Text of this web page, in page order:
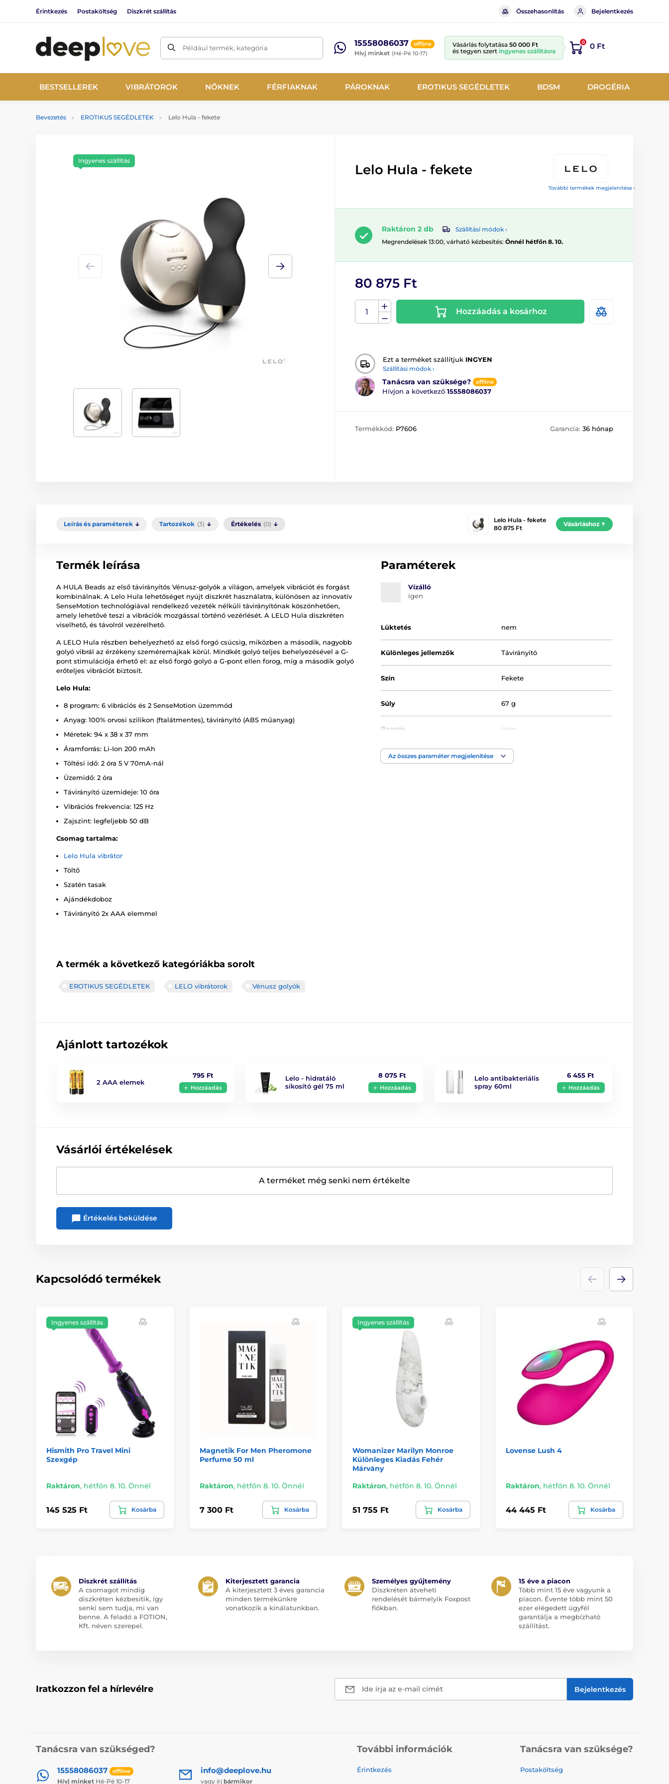
Érintkezés Postaköltség Diszkrét szállítás Összehasonlítás Bejelentkezés
Például termék, kategória 15558086037 offline
Hívj minket (Hé-Pé 10-17)
Vásárlás folytatása 50 000 Ft
és tegyen szert ingyenes szállításra
0 0 Ft
BESTSELLEREK VIBRÁTOROK NŐKNEK FÉRFIAKNAK PÁROKNAK EROTIKUS SEGÉDLETEK BDSM DROGÉRIA
Bevezetés EROTIKUS SEGÉDLETEK Lelo Hula - fekete
További termékek megjelenítése ›
Ingyenes szállítás
Lelo Hula - fekete
Raktáron 2 db
Szállítási módok ›
Megrendelések 13:00, várható kézbesítés: Önnél hétfőn 8. 10.
80 875 Ft
Hozzáadás a kosárhoz
Ezt a terméket szállítjuk INGYEN
Szállítási módok ›
Tanácsra van szüksége? offline
Hívjon a következő 15558086037
Termékkód: P7606 Garancia: 36 hónap
Leírás és paraméterek Tartozékok (3) Értékelés (0)
Lelo Hula - fekete
80 875 Ft
Vásárláshoz
Termék leírása
A HULA Beads az első távirányítós Vénusz-golyók a világon, amelyek vibrációt és forgást
kombinálnak. A Lelo Hula lehetőséget nyújt diszkrét használatra, különösen az innovatív
SenseMotion technológiával rendelkező vezeték nélküli távirányítónak köszönhetően,
amely lehetővé teszi a vibrációk mozgással történő vezérlését. A LELO Hula diszkréten
viselhető, és távolról vezérelhető.
A LELO Hula részben behelyezhető az első forgó csúcsig, miközben a második, nagyobb
golyó vibrál az érzékeny szeméremajkak körül. Mindkét golyó teljes behelyezésével a G-
pont stimulációja érhető el: az első forgó golyó a G-pont ellen forog, míg a második golyó
erőteljes vibrációt biztosít.
Lelo Hula:
8 program: 6 vibrációs és 2 SenseMotion üzemmód
Anyag: 100% orvosi szilikon (ftalátmentes), távirányító (ABS műanyag)
Méretek: 94 x 38 x 37 mm
Áramforrás: Li-Ion 200 mAh
Töltési idő: 2 óra 5 V 70mA-nál
Üzemidő: 2 óra
Távirányító üzemideje: 10 óra
Vibrációs frekvencia: 125 Hz
Zajszint: legfeljebb 50 dB
Csomag tartalma:
Lelo Hula vibrátor
Töltő
Szatén tasak
Ajándékdoboz
Távirányító 2x AAA elemmel
A termék a következő kategóriákba sorolt
EROTIKUS SEGÉDLETEK LELO vibrátorok Vénusz golyók
Paraméterek
Vízálló
igen
Lüktetés nem
Különleges jellemzők Távirányító
Szín Fekete
Súly 67 g
Rezgés igen
Erogén zóna
G-pont
eszköz
Az összes paraméter megjelenítése
Ajánlott tartozékok
2 AAA elemek
795 Ft
Hozzáadás
Lelo - hidratáló
síkosító gél 75 ml
8 075 Ft
Hozzáadás
Lelo antibakteriális
spray 60ml
6 455 Ft
Hozzáadás
Vásárlói értékelések
A terméket még senki nem értékelte
Értékelés beküldése
Kapcsolódó termékek
Ingyenes szállítás
Hismith Pro Travel Mini
Szexgép
Raktáron, hétfőn 8. 10. Önnél
145 525 Ft Kosárba
Magnetik For Men Pheromone
Perfume 50 ml
Raktáron, hétfőn 8. 10. Önnél
7 300 Ft Kosárba
Ingyenes szállítás
Womanizer Marilyn Monroe
Különleges Kiadás Fehér
Márvány
Raktáron, hétfőn 8. 10. Önnél
51 755 Ft Kosárba
Lovense Lush 4
Raktáron, hétfőn 8. 10. Önnél
44 445 Ft Kosárba
Diszkrét szállítás
A csomagot mindig
diszkréten kézbesítik, így
senki sem tudja, mi van
benne. A feladó a FOTION,
Kft. néven szerepel.
Kiterjesztett garancia
A kiterjesztett 3 éves garancia
minden termékünkre
vonatkozik a kínálatunkban.
Személyes gyűjtemény
Diszkréten átveheti
rendelését bármelyik Foxpost
fiókban.
15 éve a piacon
Több mint 15 éve vagyunk a
piacon. Évente több mint 50
ezer elégedett ügyfél
garantálja a megbízható
szállítást.
Iratkozzon fel a hírlevélre Ide írja az e-mail címét Bejelentkezés
Tanácsra van szükséged?
15558086037 offline
Hívj minket Hé-Pé 10-17
info@deeplove.hu
vagy írj bármikor
További információk
Érintkezés
Tanácsra van szüksége?
Postaköltség